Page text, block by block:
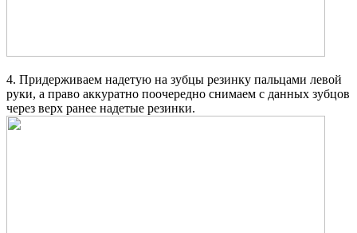
4. Придерживаем надетую на зубцы резинку пальцами левой
руки, а право аккуратно поочередно снимаем с данных зубцов
через верх ранее надетые резинки.